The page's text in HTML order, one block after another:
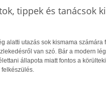
tippek és tanácsok
alatti utazás sok kismama
van szó. Bár a modern
állapota miatt fontos a